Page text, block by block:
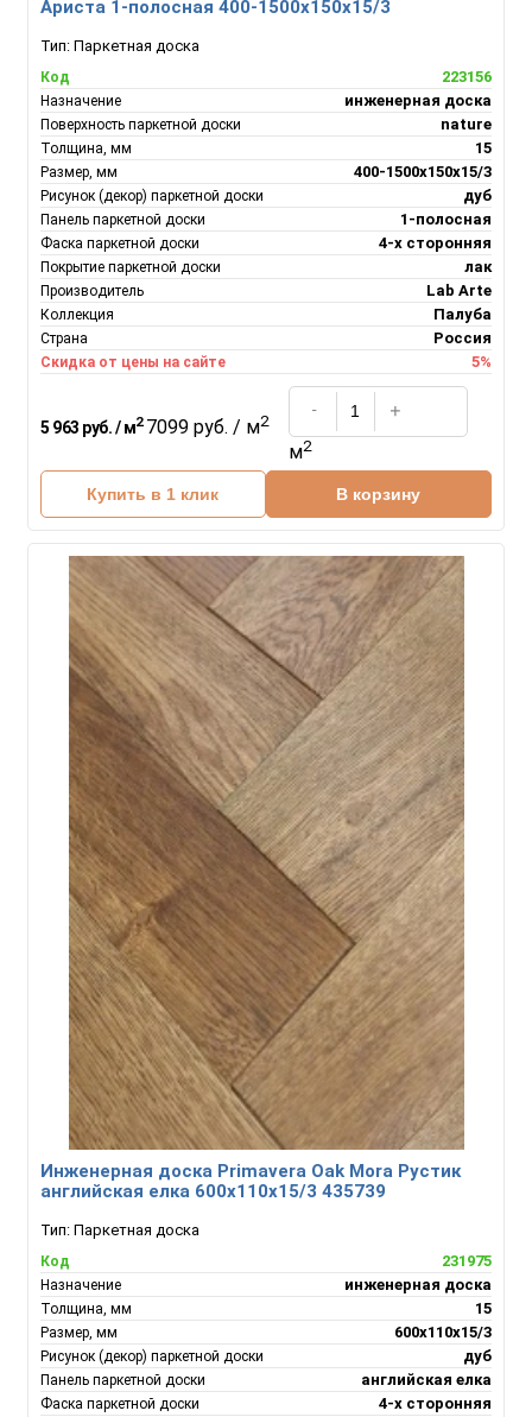
Ариста 1-полосная 400-1500х150х15/3
Тип: Паркетная доска
Код 223156
Назначение инженерная доска
Поверхность паркетной доски nature
Толщина, мм 15
Размер, мм 400-1500х150х15/3
Рисунок (декор) паркетной доски дуб
Панель паркетной доски 1-полосная
Фаска паркетной доски 4-х сторонняя
Покрытие паркетной доски лак
Производитель Lab Arte
Коллекция Палуба
Страна Россия
Скидка от цены на сайте 5%
5 963 руб. / м2 7099 руб. / м2
м2
Купить в 1 клик В корзину
Инженерная доска Primavera Oak Mora Рустик
английская елка 600х110х15/3 435739
Тип: Паркетная доска
Код 231975
Назначение инженерная доска
Толщина, мм 15
Размер, мм 600х110х15/3
Рисунок (декор) паркетной доски дуб
Панель паркетной доски английская елка
Фаска паркетной доски 4-х сторонняя